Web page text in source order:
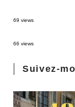
69 views
66 views
Suivez-